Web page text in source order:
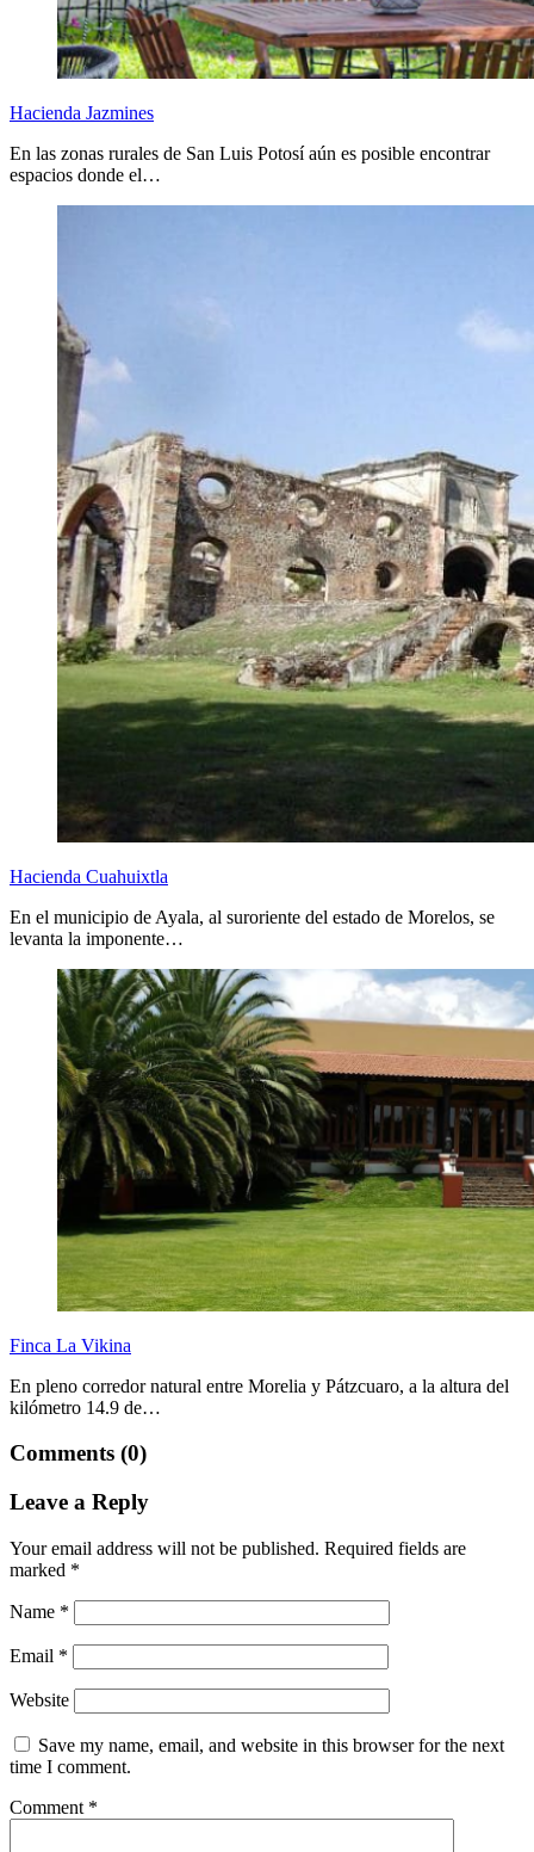
Hacienda Jazmines
En las zonas rurales de San Luis Potosí aún es posible encontrar
espacios donde el…
Hacienda Cuahuixtla
En el municipio de Ayala, al suroriente del estado de Morelos, se
levanta la imponente…
Finca La Vikina
En pleno corredor natural entre Morelia y Pátzcuaro, a la altura del
kilómetro 14.9 de…
Comments (0)
Leave a Reply
Your email address will not be published. Required fields are
marked *
Name *
Email *
Website
Save my name, email, and website in this browser for the next
time I comment.
Comment *